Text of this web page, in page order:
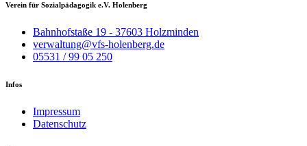
Verein für Sozialpädagogik e.V. Holenberg
Bahnhofstaße 19 - 37603 Holzminden
verwaltung@vfs-holenberg.de
05531 / 99 05 250
Infos
Impressum
Datenschutz